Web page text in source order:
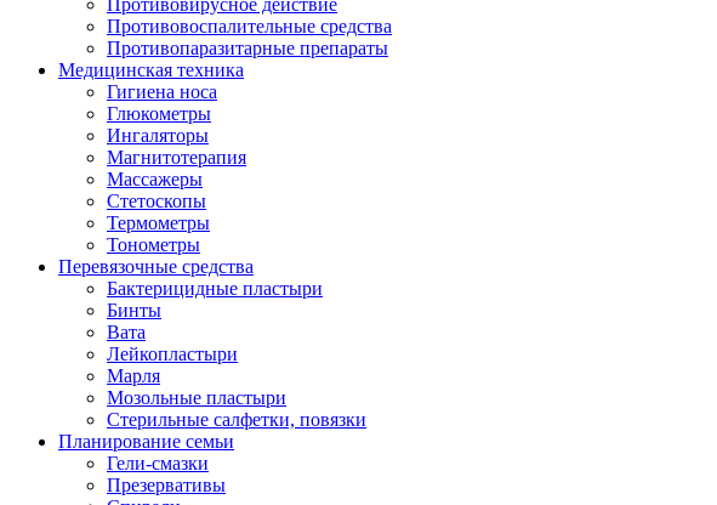
Противовирусное действие
Противовоспалительные средства
Противопаразитарные препараты
Медицинская техника
Гигиена носа
Глюкометры
Ингаляторы
Магнитотерапия
Массажеры
Стетоскопы
Термометры
Тонометры
Перевязочные средства
Бактерицидные пластыри
Бинты
Вата
Лейкопластыри
Марля
Мозольные пластыри
Стерильные салфетки, повязки
Планирование семьи
Гели-смазки
Презервативы